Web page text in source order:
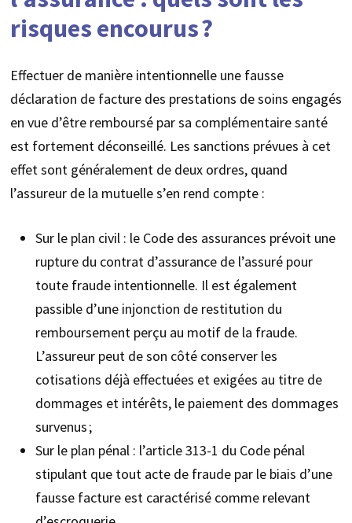
risques encourus ?
Effectuer de manière intentionnelle une fausse
déclaration de facture des prestations de soins engagés
en vue d’être remboursé par sa complémentaire santé
est fortement déconseillé. Les sanctions prévues à cet
effet sont généralement de deux ordres, quand
l’assureur de la mutuelle s’en rend compte :
Sur le plan civil : le Code des assurances prévoit une
rupture du contrat d’assurance de l’assuré pour
toute fraude intentionnelle. Il est également
passible d’une injonction de restitution du
remboursement perçu au motif de la fraude.
L’assureur peut de son côté conserver les
cotisations déjà effectuées et exigées au titre de
dommages et intérêts, le paiement des dommages
survenus ;
Sur le plan pénal : l’article 313-1 du Code pénal
stipulant que tout acte de fraude par le biais d’une
fausse facture est caractérisé comme relevant